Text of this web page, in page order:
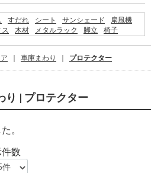
すだれ シート サンシェード
扇風機
ス
木材 メタルラック 脚立
椅子
リートブロック
車庫まわり プロテクター
り | プロテクター
。
数